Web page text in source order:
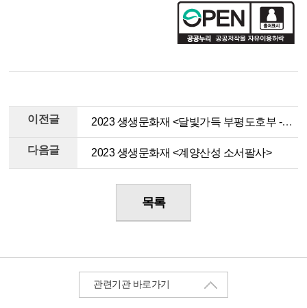
이전글 2023 생생문화재 <달빛가득 부평도호부 - 정조대왕의 야간행차>
다음글 2023 생생문화재 <계양산성 소서팔사>
목록
관련기관 바로가기